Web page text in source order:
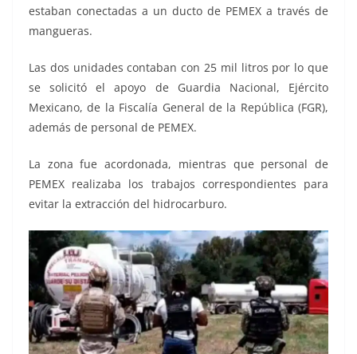
estaban conectadas a un ducto de PEMEX a través de
mangueras.
Las dos unidades contaban con 25 mil litros por lo que
se solicitó el apoyo de Guardia Nacional, Ejército
Mexicano, de la Fiscalía General de la República (FGR),
además de personal de PEMEX.
La zona fue acordonada, mientras que personal de
PEMEX realizaba los trabajos correspondientes para
evitar la extracción del hidrocarburo.